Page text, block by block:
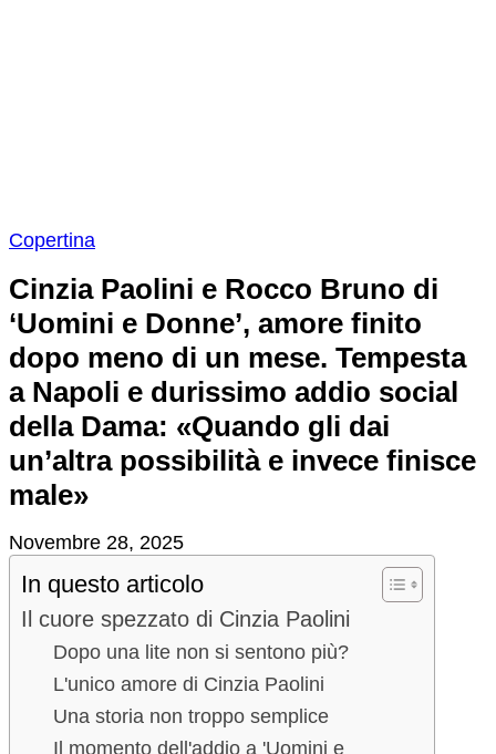
Copertina
Cinzia Paolini e Rocco Bruno di
‘Uomini e Donne’, amore finito
dopo meno di un mese. Tempesta
a Napoli e durissimo addio social
della Dama: «Quando gli dai
un’altra possibilità e invece finisce
male»
Novembre 28, 2025
In questo articolo
Il cuore spezzato di Cinzia Paolini
Dopo una lite non si sentono più?
L'unico amore di Cinzia Paolini
Una storia non troppo semplice
Il momento dell'addio a 'Uomini e